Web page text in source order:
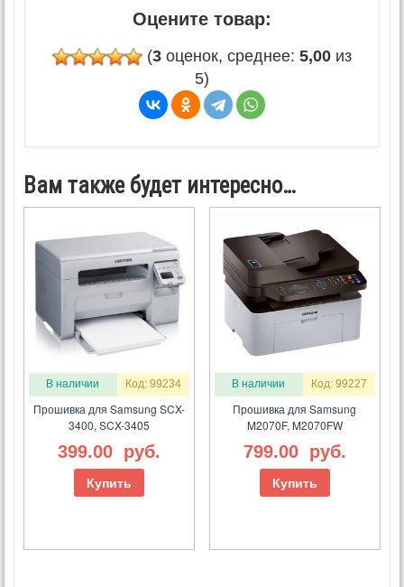
Оцените товар:
(3 оценок, среднее: 5,00 из
5)
Вам также будет интересно…
В наличии Код: 99234
Прошивка для Samsung SCX-
3400, SCX-3405
399.00 руб.
Купить
В наличии Код: 99227
Прошивка для Samsung
M2070F, M2070FW
799.00 руб.
Купить